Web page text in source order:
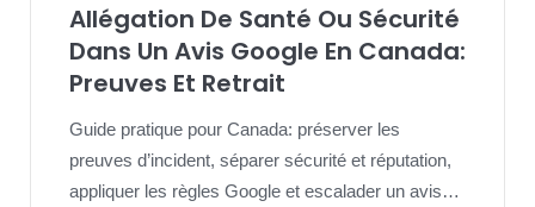
Allégation De Santé Ou Sécurité
Dans Un Avis Google En Canada:
Preuves Et Retrait
Guide pratique pour Canada: préserver les
preuves d’incident, séparer sécurité et réputation,
appliquer les règles Google et escalader un avis